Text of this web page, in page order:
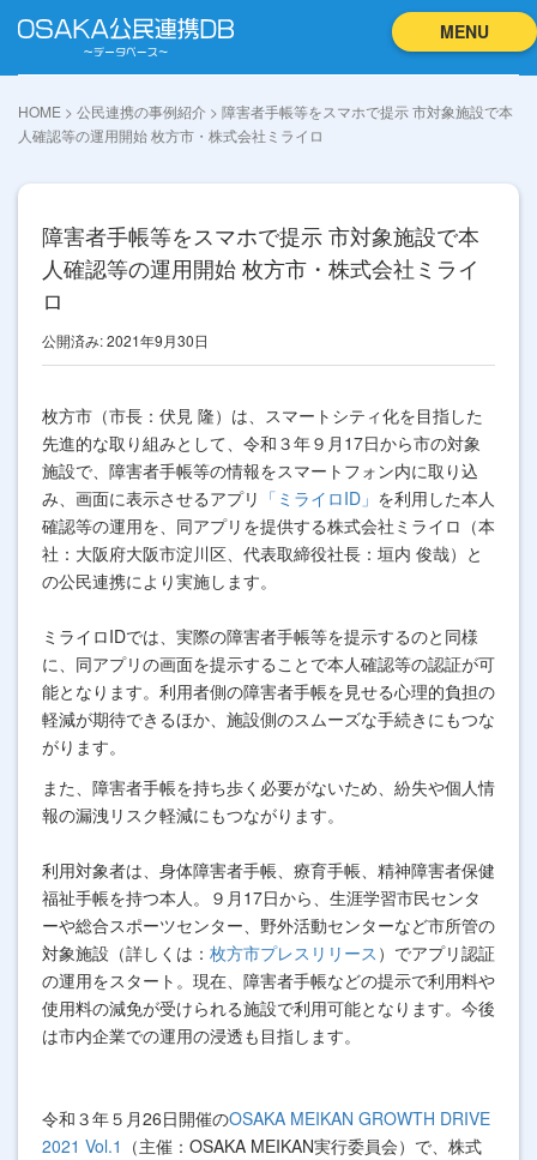
MENU
HOME > 公民連携の事例紹介 > 障害者手帳等をスマホで提示 市対象施設で本
人確認等の運用開始 枚方市・株式会社ミライロ
障害者手帳等をスマホで提示 市対象施設で本
人確認等の運用開始 枚方市・株式会社ミライ
ロ
公開済み: 2021年9月30日
枚方市（市長：伏見 隆）は、スマートシティ化を目指した
先進的な取り組みとして、令和３年９月17日から市の対象
施設で、障害者手帳等の情報をスマートフォン内に取り込
み、画面に表示させるアプリ 「ミライロID」 を利用した本人
確認等の運用を、同アプリを提供する株式会社ミライロ（本
社：大阪府大阪市淀川区、代表取締役社長：垣内 俊哉）と
の公民連携により実施します。
ミライロIDでは、実際の障害者手帳等を提示するのと同様
に、同アプリの画面を提示することで本人確認等の認証が可
能となります。利用者側の障害者手帳を見せる心理的負担の
軽減が期待できるほか、施設側のスムーズな手続きにもつな
がります。
また、障害者手帳を持ち歩く必要がないため、紛失や個人情
報の漏洩リスク軽減にもつながります。
利用対象者は、身体障害者手帳、療育手帳、精神障害者保健
福祉手帳を持つ本人。９月17日から、生涯学習市民センタ
ーや総合スポーツセンター、野外活動センターなど市所管の
対象施設（詳しくは： 枚方市プレスリリース ）でアプリ認証
の運用をスタート。現在、障害者手帳などの提示で利用料や
使用料の減免が受けられる施設で利用可能となります。今後
は市内企業での運用の浸透も目指します。
令和３年５月26日開催のOSAKA MEIKAN GROWTH DRIVE
2021 Vol.1 （主催：OSAKA MEIKAN実行委員会）で、株式